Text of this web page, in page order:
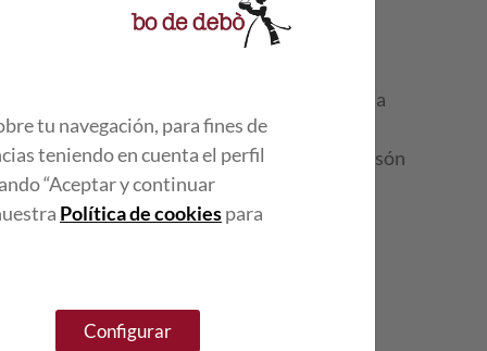
varietats de truita, però cap és tan exquisida
més, és una bona manera
a la teva alimentació. Per cert, sabies que són
mediterrània?
tu navegación, para fines de
teniendo en cuenta el perfil
“Aceptar y continuar
Política de cookiespara
Configurar